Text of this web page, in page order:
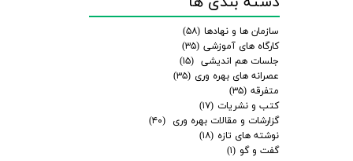
سازمان ها و نهادها (۵۸)
کارگاه های آموزشی (۳۵)
جلسات هم اندیشی (۱۵)
عصرانه های بهره وری (۳۵)
متفرقه (۳۵)
کتب و نشریات (۱۷)
گزارشات و مقالات بهره وری
(۴۰)
نوشته های تازه (۱۸)
گفت و گو (۱)